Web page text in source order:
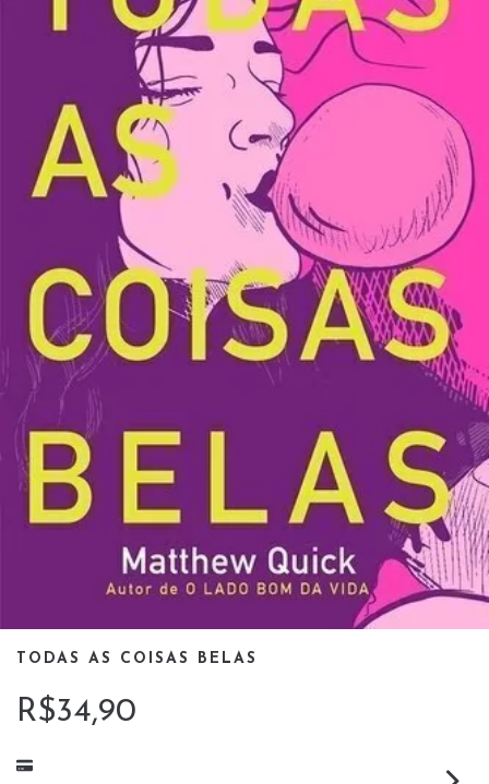
TODAS AS COISAS BELAS
R$34,90